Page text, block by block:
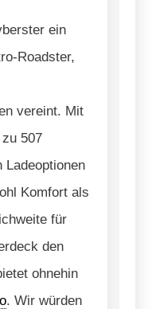
ein
Roadster,
vereint. Mit
507
Ladeoptionen
Komfort als
für
den
ohnehin
. Wir würden